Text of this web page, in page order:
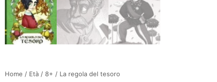
Home / Età / 8+ / La regola del tesoro